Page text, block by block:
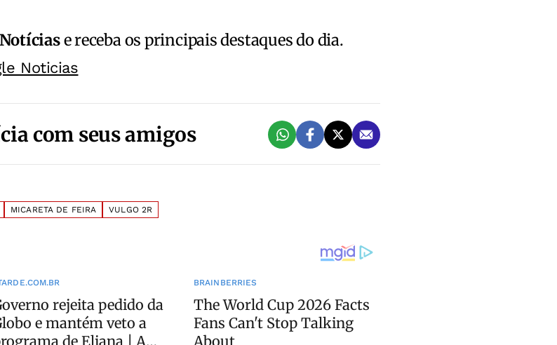
e receba os principais destaques do dia.
Noticias
com seus amigos
MICARETA DE FEIRA VULGO 2R